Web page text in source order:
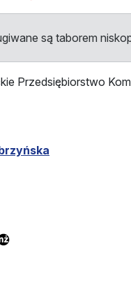
są taborem
Przedsiębiorstwo
Czas przejazdu